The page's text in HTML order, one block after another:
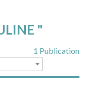
"
1 Publication